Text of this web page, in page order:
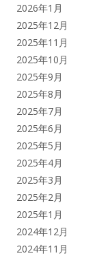
2026年1月
2025年12月
2025年11月
2025年10月
2025年9月
2025年8月
2025年7月
2025年6月
2025年5月
2025年4月
2025年3月
2025年2月
2025年1月
2024年12月
2024年11月